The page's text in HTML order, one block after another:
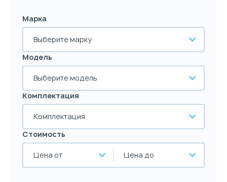
Марка
Выберите марку
Модель
Выберите модель
Комплектация
Комплектация
Стоимость
Цена от Цена до